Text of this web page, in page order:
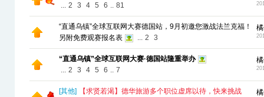
... 2 3 4 5 6 .. 81
“直通乌镇”全球互联网大赛德国站，9月初邀您激战法兰克福！
另附免费观赛报名表
... 2 3
“直通乌镇”全球互联网大赛·德国站隆重举办
... 2 3 4 5 6 .. 7
[其他]
【求贤若渴】德华旅游多个职位虚席以待，快来挑战